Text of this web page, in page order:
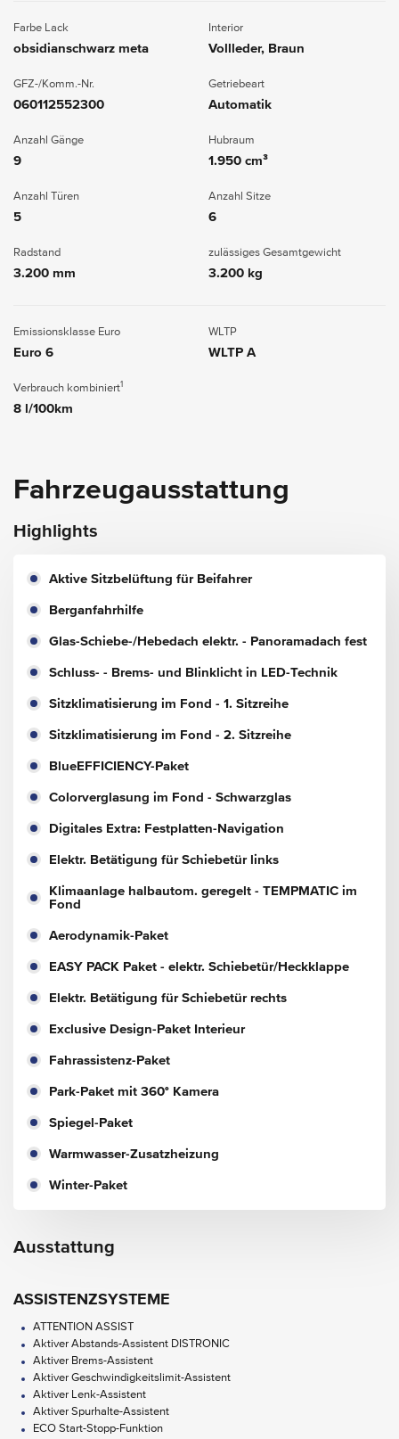
Farbe Lack
obsidianschwarz meta
Interior
Vollleder, Braun
GFZ-/Komm.-Nr.
060112552300
Getriebeart
Automatik
Anzahl Gänge
9
Hubraum
1.950 cm³
Anzahl Türen
5
Anzahl Sitze
6
Radstand
3.200 mm
zulässiges Gesamtgewicht
3.200 kg
Emissionsklasse Euro
Euro 6
WLTP
WLTP A
Verbrauch kombiniert1
8 l/100km
Fahrzeugausstattung
Highlights
Aktive Sitzbelüftung für Beifahrer
Berganfahrhilfe
Glas-Schiebe-/Hebedach elektr. - Panoramadach fest
Schluss- - Brems- und Blinklicht in LED-Technik
Sitzklimatisierung im Fond - 1. Sitzreihe
Sitzklimatisierung im Fond - 2. Sitzreihe
BlueEFFICIENCY-Paket
Colorverglasung im Fond - Schwarzglas
Digitales Extra: Festplatten-Navigation
Elektr. Betätigung für Schiebetür links
Klimaanlage halbautom. geregelt - TEMPMATIC im
Fond
Aerodynamik-Paket
EASY PACK Paket - elektr. Schiebetür/Heckklappe
Elektr. Betätigung für Schiebetür rechts
Exclusive Design-Paket Interieur
Fahrassistenz-Paket
Park-Paket mit 360° Kamera
Spiegel-Paket
Warmwasser-Zusatzheizung
Winter-Paket
Ausstattung
ASSISTENZSYSTEME
ATTENTION ASSIST
Aktiver Abstands-Assistent DISTRONIC
Aktiver Brems-Assistent
Aktiver Geschwindigkeitslimit-Assistent
Aktiver Lenk-Assistent
Aktiver Spurhalte-Assistent
ECO Start-Stopp-Funktion